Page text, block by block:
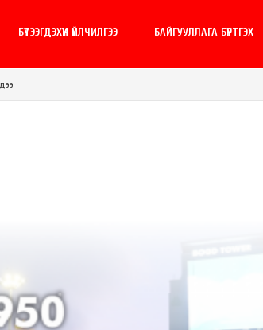
БҮТЭЭГДЭХҮҮН ҮЙЛЧИЛГЭЭ БАЙГУУЛЛАГА БҮРТГЭХ